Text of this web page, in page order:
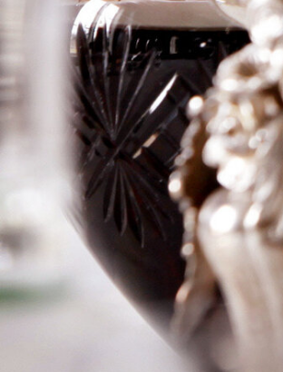
Logga in för att se priset
Art.nr: 20425-01
Information
Producent
Ch Duhart Milon
Rothschild
Årgång 1959
Land Frankrike
Område Pauillac
Färg Rött
75cl
–